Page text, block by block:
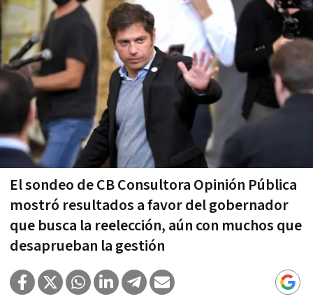
El sondeo de CB Consultora Opinión Pública
mostró resultados a favor del gobernador
que busca la reelección, aún con muchos que
desaprueban la gestión